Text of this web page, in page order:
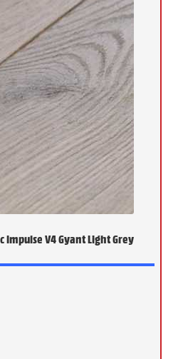
Impulse V4 Gyant Light Grey